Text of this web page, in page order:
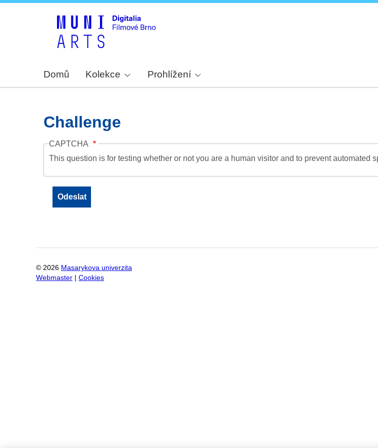
Domů Kolekce Prohlížení
Challenge
CAPTCHA
This question is for testing whether or not you are a human visitor and to prevent automated
© 2026 Masarykova univerzita
Webmaster
Cookies